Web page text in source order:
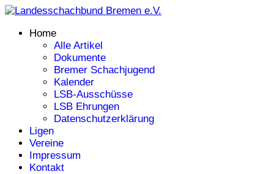
Home
Alle Artikel
Dokumente
Bremer Schachjugend
Kalender
LSB-Ausschüsse
LSB Ehrungen
Datenschutzerklärung
Ligen
Vereine
Impressum
Kontakt